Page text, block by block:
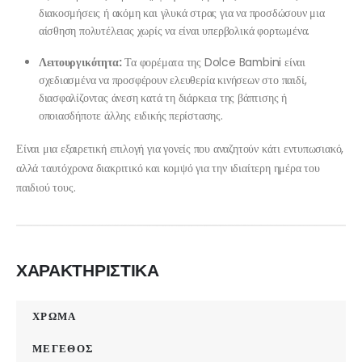
διακοσμήσεις ή ακόμη και γλυκά στρας για να προσδώσουν μια
αίσθηση πολυτέλειας χωρίς να είναι υπερβολικά φορτωμένα.
Λειτουργικότητα:Τα φορέματα της Dolce Bambini είναι
σχεδιασμένα να προσφέρουν ελευθερία κινήσεων στο παιδί,
διασφαλίζοντας άνεση κατά τη διάρκεια της βάπτισης ή
οποιασδήποτε άλλης ειδικής περίστασης.
Είναι μια εξαιρετική επιλογή για γονείς που αναζητούν κάτι εντυπωσιακό,
αλλά ταυτόχρονα διακριτικό και κομψό για την ιδιαίτερη ημέρα του
παιδιού τους.
ΧΑΡΑΚΤΗΡΙΣΤΙΚΑ
ΧΡΩΜΑ
ΜΕΓΕΘΟΣ